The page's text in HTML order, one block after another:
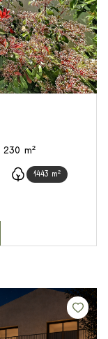
Villa 8 pièce(s) 6 chambre(s) 230 m²
1443 m²